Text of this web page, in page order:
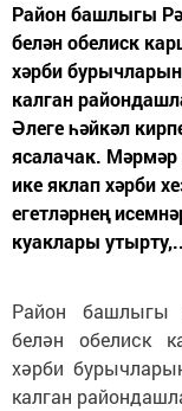
Район башлыгы
белән обелиск
хәрби
калган
Әлеге һәйкәл
ясалачак. Мәрмәр
ике яклап хәрби
егетләрнең
куаклары
Район башлыгы
белән обелиск
хәрби
калган